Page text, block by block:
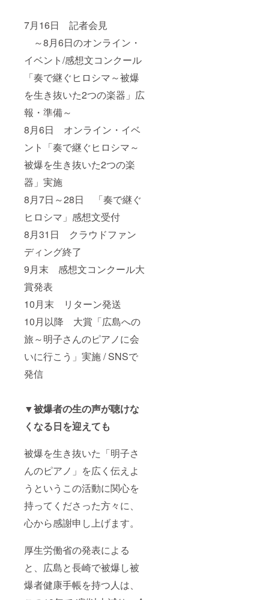
7月16日 記者会見
～8月6日のオンライン・
イベント/感想文コンクール
「奏で継ぐヒロシマ～被爆
を生き抜いた2つの楽器」広
報・準備～
8月6日 オンライン・イベ
ント「奏で継ぐヒロシマ～
被爆を生き抜いた2つの楽
器」実施
8月7日～28日 「奏で継ぐ
ヒロシマ」感想文受付
8月31日 クラウドファン
ディング終了
9月末 感想文コンクール大
賞発表
10月末 リターン発送
10月以降 大賞「広島への
旅～明子さんのピアノに会
いに行こう」実施 / SNSで
発信
▼被爆者の生の声が聴けな
くなる日を迎えても
被爆を生き抜いた「明子さ
んのピアノ」を広く伝えよ
うというこの活動に関心を
持ってくださった方々に、
心から感謝申し上げます。
厚生労働省の発表による
と、広島と長崎で被爆し被
爆者健康手帳を持つ人は、